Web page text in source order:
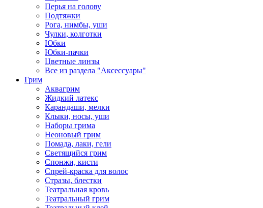
Перья на голову
Подтяжки
Рога, нимбы, уши
Чулки, колготки
Юбки
Юбки-пачки
Цветные линзы
Все из раздела "Аксессуары"
Грим
Аквагрим
Жидкий латекс
Карандаши, мелки
Клыки, носы, уши
Наборы грима
Неоновый грим
Помада, лаки, гели
Светящийся грим
Спонжи, кисти
Спрей-краска для волос
Стразы, блестки
Театральная кровь
Театральный грим